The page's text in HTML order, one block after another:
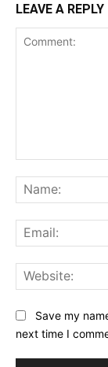
LEAVE A REPLY
Save my
next time I